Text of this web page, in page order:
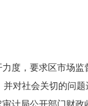
度，要求区市场监
对社会关切的问题